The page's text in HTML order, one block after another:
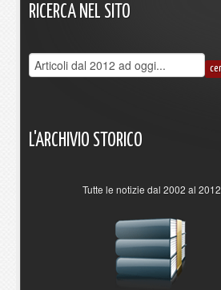
RICERCA NEL SITO
L'ARCHIVIO STORICO
Tutte le notizie dal 2002 al 2012